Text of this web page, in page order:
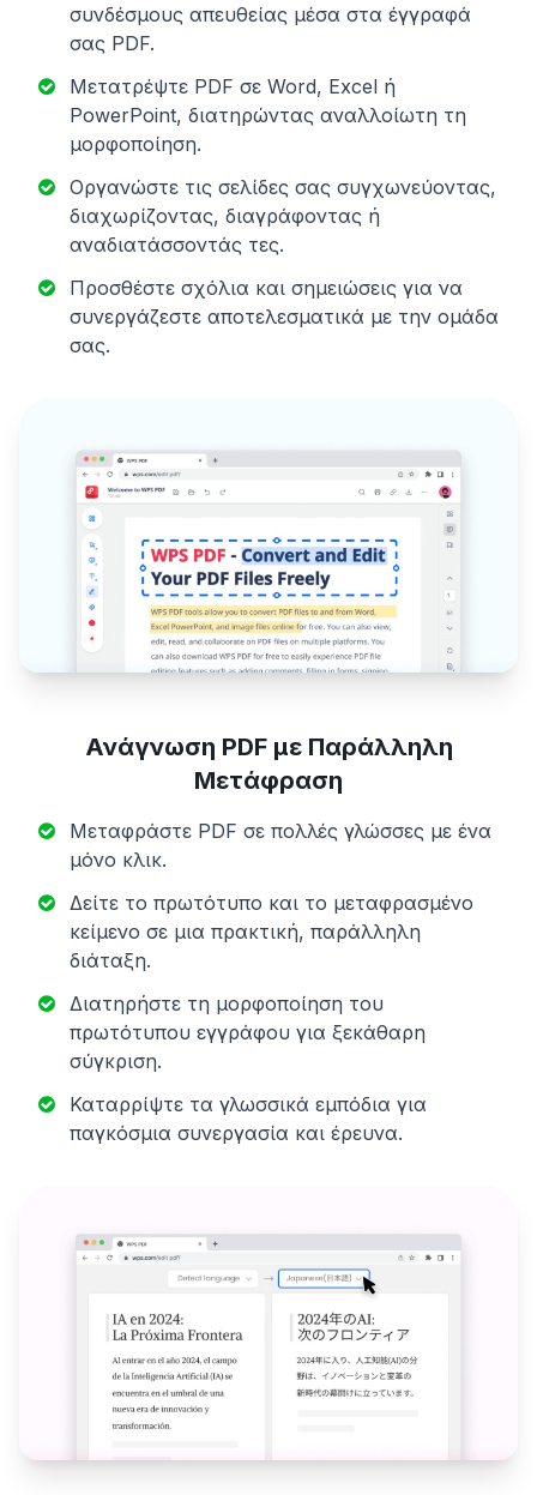
συνδέσμους απευθείας μέσα στα έγγραφά
σας PDF.
Μετατρέψτε PDF σε Word, Excel ή
PowerPoint, διατηρώντας αναλλοίωτη τη
μορφοποίηση.
Οργανώστε τις σελίδες σας συγχωνεύοντας,
διαχωρίζοντας, διαγράφοντας ή
αναδιατάσσοντάς τες.
Προσθέστε σχόλια και σημειώσεις για να
συνεργάζεστε αποτελεσματικά με την ομάδα
σας.
Ανάγνωση PDF με Παράλληλη
Μετάφραση
Μεταφράστε PDF σε πολλές γλώσσες με ένα
μόνο κλικ.
Δείτε το πρωτότυπο και το μεταφρασμένο
κείμενο σε μια πρακτική, παράλληλη
διάταξη.
Διατηρήστε τη μορφοποίηση του
πρωτότυπου εγγράφου για ξεκάθαρη
σύγκριση.
Καταρρίψτε τα γλωσσικά εμπόδια για
παγκόσμια συνεργασία και έρευνα.